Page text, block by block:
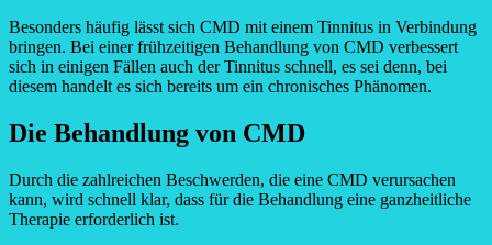
Besonders häufig lässt sich CMD mit einem Tinnitus in Verbindung
bringen. Bei einer frühzeitigen Behandlung von CMD verbessert
sich in einigen Fällen auch der Tinnitus schnell, es sei denn, bei
diesem handelt es sich bereits um ein chronisches Phänomen.
Die Behandlung von CMD
Durch die zahlreichen Beschwerden, die eine CMD verursachen
kann, wird schnell klar, dass für die Behandlung eine ganzheitliche
Therapie erforderlich ist.